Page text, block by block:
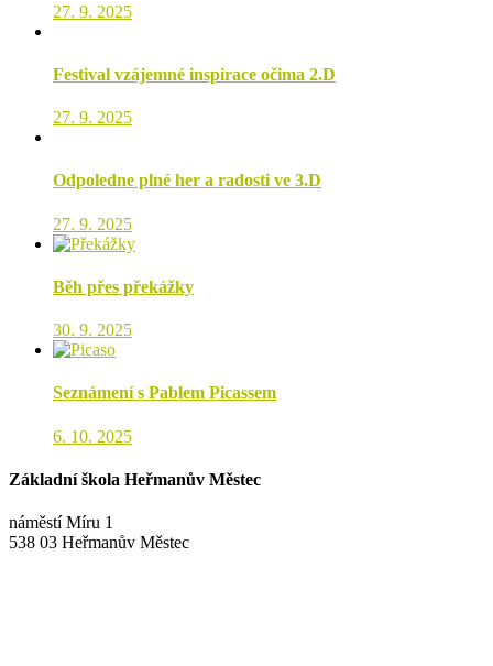
27. 9. 2025
Festival vzájemné inspirace očima 2.D
27. 9. 2025
Odpoledne plné her a radosti ve 3.D
27. 9. 2025
Běh přes překážky
30. 9. 2025
Seznámení s Pablem Picassem
6. 10. 2025
Základní škola Heřmanův Městec
náměstí Míru 1
538 03 Heřmanův Městec